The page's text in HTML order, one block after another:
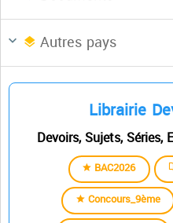
Autres pays
Afrique du Nord
Devoirs, Sujets, Séries,
BAC2026
Concours_9ème